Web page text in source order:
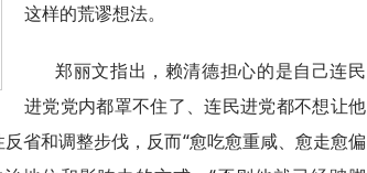
这样的荒谬想法。
郑丽文指出，赖清德担心的是自己连民
进党党内都罩不住了、连民进党都不想让他
省和调整步伐，反而“愈吃愈重咸、愈走愈偏